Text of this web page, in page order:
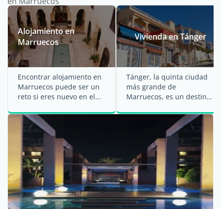
Alojamiento en
Marruecos
Encontrar alojamiento en
Marruecos puede ser un
reto si eres nuevo en el
Vivienda en Tánger
Tánger, la quinta ciudad
más grande de
Marruecos, es un destino
expatriados ...